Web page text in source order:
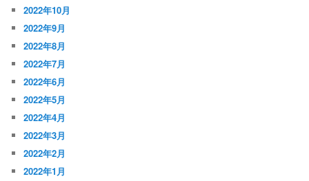
2022年10月
2022年9月
2022年8月
2022年7月
2022年6月
2022年5月
2022年4月
2022年3月
2022年2月
2022年1月